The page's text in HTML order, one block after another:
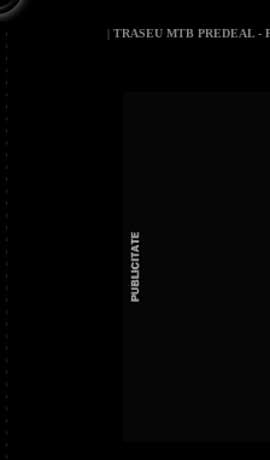
| TRASEU MTB PREDEAL -